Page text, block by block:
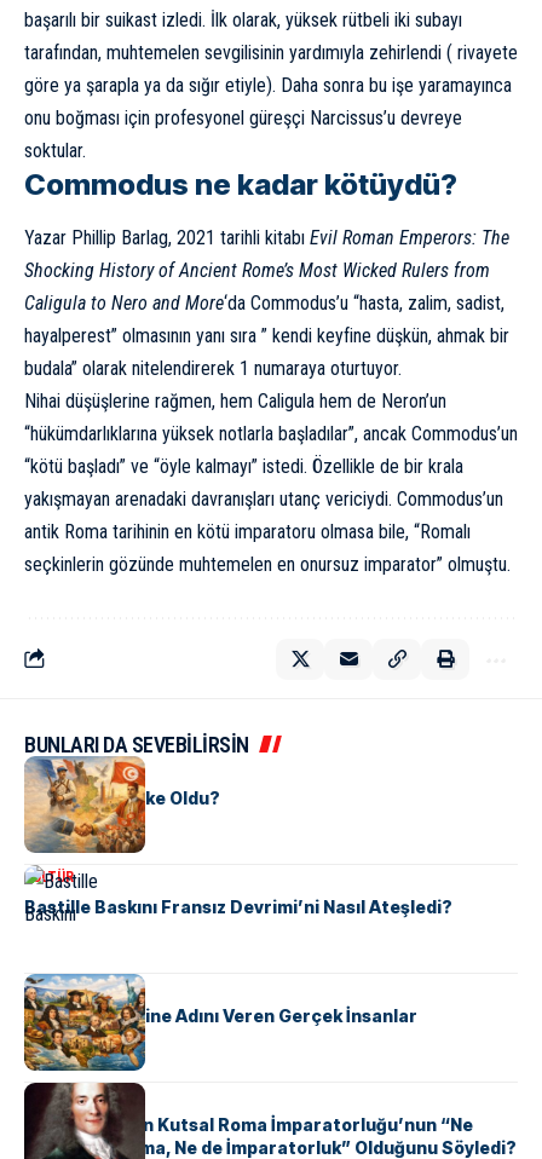
başarılı bir suikast izledi. İlk olarak, yüksek rütbeli iki subayı
tarafından, muhtemelen sevgilisinin yardımıyla zehirlendi ( rivayete
göre ya şarapla ya da sığır etiyle). Daha sonra bu işe yaramayınca
onu boğması için profesyonel güreşçi Narcissus’u devreye
soktular.
Commodus ne kadar kötüydü?
Yazar Phillip Barlag, 2021 tarihli kitabı Evil Roman Emperors: The
Shocking History of Ancient Rome’s Most Wicked Rulers from
Caligula to Nero and More‘da Commodus’u “hasta, zalim, sadist,
hayalperest” olmasının yanı sıra ” kendi keyfine düşkün, ahmak bir
budala” olarak nitelendirerek 1 numaraya oturtuyor.
Nihai düşüşlerine rağmen, hem Caligula hem de Neron’un
“hükümdarlıklarına yüksek notlarla başladılar”, ancak Commodus’un
“kötü başladı” ve “öyle kalmayı” istedi. Özellikle de bir krala
yakışmayan arenadaki davranışları utanç vericiydi. Commodus’un
antik Roma tarihinin en kötü imparatoru olmasa bile, “Romalı
seçkinlerin gözünde muhtemelen en onursuz imparator” olmuştu.
BUNLARI DA SEVEBİLİRSİN
KÜLTÜR
Tunus Nasıl Ülke Oldu?
KÜLTÜR
Bastille Baskını Fransız Devrimi’ni Nasıl Ateşledi?
KÜLTÜR
ABD Eyaletlerine Adını Veren Gerçek İnsanlar
KÜLTÜR
Voltaire Neden Kutsal Roma İmparatorluğu’nun “Ne
Kutsal, Ne Roma, Ne de İmparatorluk” Olduğunu Söyledi?